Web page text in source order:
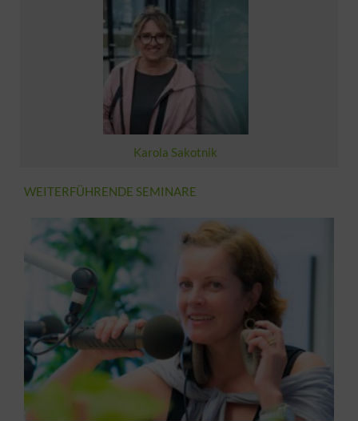
Übungsbuch der Sprecher Akademie Graz
Kursunterlagen:
prechtechnisches Übungsbuch“
Dieses ist nicht im Kurspreis enthalten.
Karola Sakotnik
WEITERFÜHRENDE SEMINARE